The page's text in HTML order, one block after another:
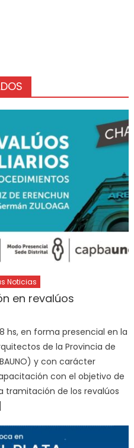
Noticias
en revalúos
hs, en forma presencial en la
de la Provincia de
y con carácter
con el objetivo de
tramitación de los revalúos